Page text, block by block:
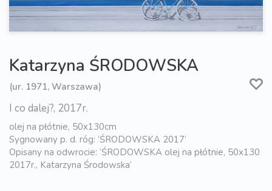
Katarzyna ŚRODOWSKA
(ur. 1971, Warszawa)
I co dalej?, 2017r.
olej na płótnie, 50x130cm
Sygnowany p. d. róg: ‘ŚRODOWSKA 2017’
Opisany na odwrocie: ‘ŚRODOWSKA olej na płótnie, 50x130
2017r., Katarzyna Środowska’